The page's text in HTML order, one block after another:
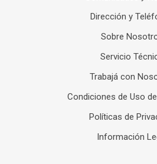
Dirección y
Sobre
Servicio
Trabajá con
Condiciones de Uso
Políticas de
Información